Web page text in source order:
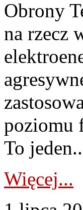
Obrony
na rzecz
poziomu
To
Więcej...